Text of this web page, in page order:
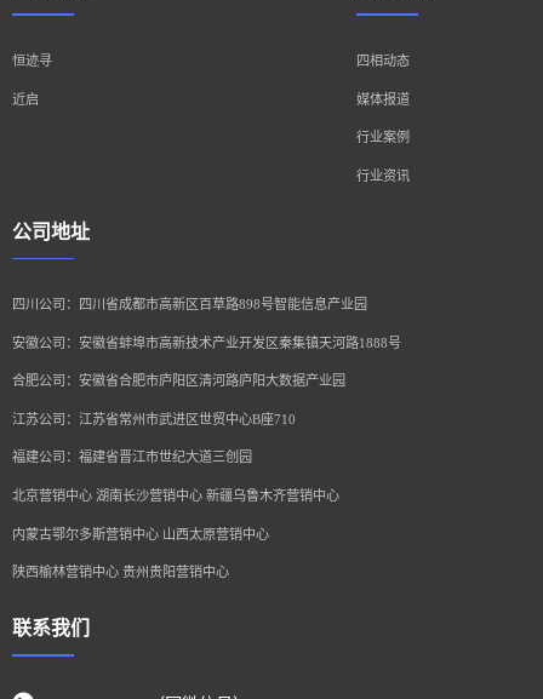
恒迹寻
近启
四相动态
媒体报道
行业案例
行业资讯
公司地址
四川公司：四川省成都市高新区百草路898号智能信息产业园
安徽公司：安徽省蚌埠市高新技术产业开发区秦集镇天河路1888号
合肥公司：安徽省合肥市庐阳区清河路庐阳大数据产业园
江苏公司：江苏省常州市武进区世贸中心B座710
福建公司：福建省晋江市世纪大道三创园
北京营销中心 湖南长沙营销中心 新疆乌鲁木齐营销中心
内蒙古鄂尔多斯营销中心 山西太原营销中心
陕西榆林营销中心 贵州贵阳营销中心
联系我们